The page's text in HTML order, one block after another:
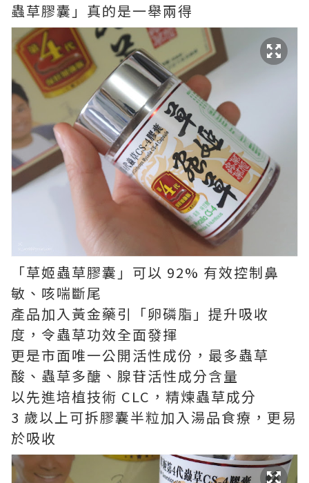
蟲草膠囊」真的是一舉兩得
「草姬蟲草膠囊」可以 92% 有效控制鼻
敏、咳喘斷尾
產品加入黃金藥引「卵磷脂」提升吸收
度，令蟲草功效全面發揮
更是市面唯一公開活性成份，最多蟲草
酸、蟲草多醣、腺苷活性成分含量
以先進培植技術 CLC，精煉蟲草成分
3 歲以上可拆膠囊半粒加入湯品食療，更易
於吸收